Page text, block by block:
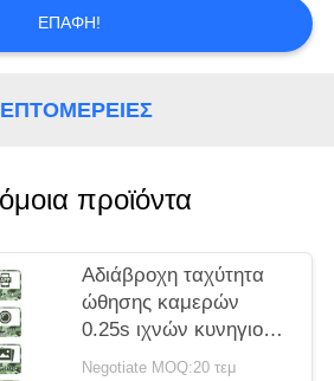
ΕΠΑΦΉ!
προϊόντα
Αδιάβροχη ταχύτητα
ώθησης καμερών
0.25s ιχνών κυνηγιού
IP67 30mp 1080p Wifi
Negotiate MOQ:20 τεμ